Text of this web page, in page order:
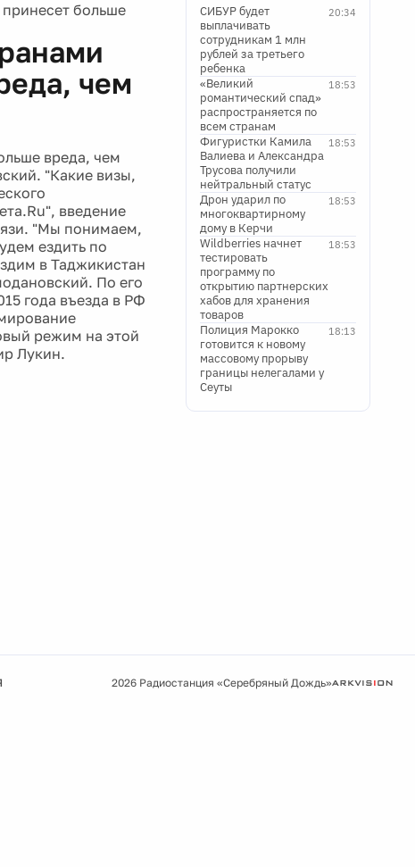
больше
чем
вреда, чем
"Какие визы,
введение
"Мы понимаем,
ездить по
в Таджикистан
По его
года въезда в РФ
режим на этой
Лукин.
20:34
СИБУР будет
выплачивать
сотрудникам 1 млн
рублей за третьего
ребенка
18:53
«Великий
романтический спад»
распространяется по
всем странам
18:53
Фигуристки Камила
Валиева и Александра
Трусова получили
нейтральный статус
18:53
Дрон ударил по
многоквартирному
дому в Керчи
18:53
Wildberries начнет
тестировать
программу по
открытию партнерских
хабов для хранения
товаров
18:13
Полиция Марокко
готовится к новому
массовому прорыву
границы нелегалами у
Сеуты
2026 Радиостанция «Серебряный Дождь»